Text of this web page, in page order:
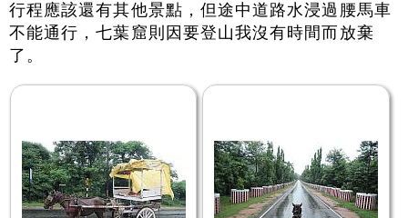
行程應該還有其他景點，但途中道路水浸過腰馬車
不能通行，七葉窟則因要登山我沒有時間而放棄
了。